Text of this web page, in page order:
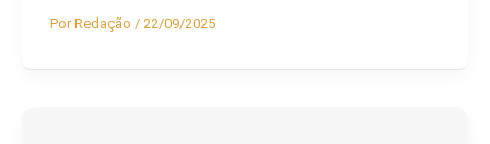
PorRedação / 22/09/2025